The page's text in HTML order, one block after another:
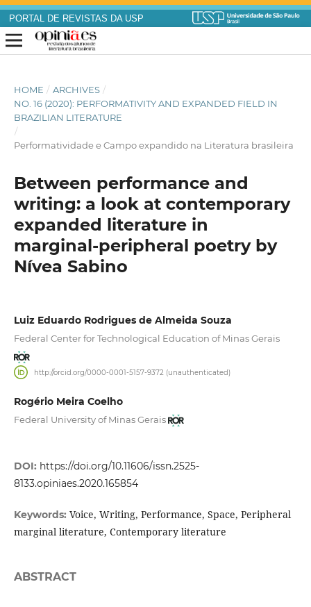
PORTAL DE REVISTAS DA USP
HOME / ARCHIVES /
NO. 16 (2020): PERFORMATIVITY AND EXPANDED FIELD IN
BRAZILIAN LITERATURE
/
Performatividade e Campo expandido na Literatura brasileira
Between performance and
writing: a look at contemporary
expanded literature in
marginal-peripheral poetry by
Nívea Sabino
Luiz Eduardo Rodrigues de Almeida Souza
Federal Center for Technological Education of Minas Gerais
http://orcid.org/0000-0001-5157-9372 (unauthenticated)
Rogério Meira Coelho
Federal University of Minas Gerais
DOI: https://doi.org/10.11606/issn.2525-
8133.opiniaes.2020.165854
Keywords: Voice, Writing, Performance, Space, Peripheral
marginal literature, Contemporary literature
ABSTRACT